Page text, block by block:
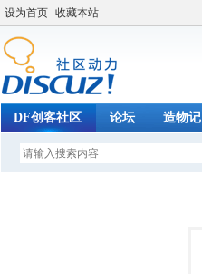
设为首页 收藏本站
DF创客社区 论坛 造物记